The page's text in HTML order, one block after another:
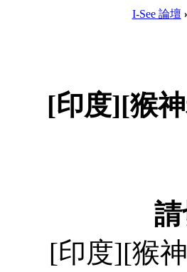
I-See 論壇
[印度][猴
[印度][猴